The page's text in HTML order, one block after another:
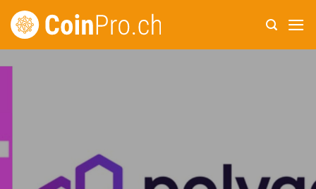
Zum
Inhalt